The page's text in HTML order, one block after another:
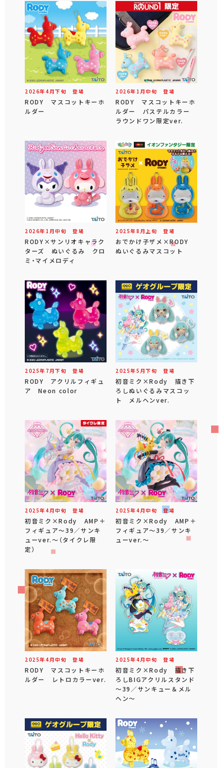
2026年4 月下旬 登場
RODY マスコットキーホ
ルダー
2026年 1 月中旬 登場
RODY マスコットキーホ
ルダー パステルカラー
ラウンドワン限定ver.
2026年 1 月中旬 登場
RODY×サンリオキャラク
ターズ ぬいぐるみ クロ
ミ・マイメロディ
2025年8 月 上旬 登場
おでかけ子ザメ×RODY
ぬいぐるみマスコット
2025年 7 月下旬 登場
RODY アクリルフィギュ
ア Neon color
2025年5 月下旬 登場
初音ミク×Rody 描き下
ろしぬいぐるみマスコッ
ト メルヘンver.
2025年4 月中旬 登場
初音ミク×Rody AMP＋
フィギュア～39／サンキ
ューver.～（タイクレ限
定）
2025年4 月中旬 登場
初音ミク×Rody AMP＋
フィギュア～39／サンキ
ューver.～
2025年4 月中旬 登場
RODY マスコットキーホ
ルダー レトロカラーver.
2025年4 月中旬 登場
初音ミク×Rody 描き下
ろしBIGアクリルスタンド
～39／サンキュー＆メル
ヘン～